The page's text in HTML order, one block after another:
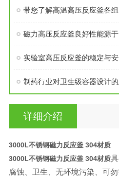
带您了解高温高压反应釜各
制药行业对卫生级容器设计
详细介绍
3000L不锈钢磁力反应釜 304材质
3000L不锈钢磁力反应釜 304材质
腐蚀、卫生、无环境污染、可